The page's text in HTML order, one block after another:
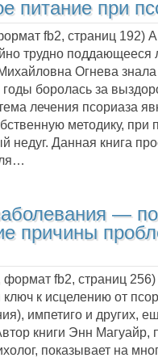
питание при
fb2, страниц 192)
трудно поддающееся
Огнева знала
боролась за
лечения псориаза
методику,
недуг. Данная книга
—
причины
формат fb2, страниц 256
к исцелению от
импетиго и других,
книги Энн Магуайр,
показывает на